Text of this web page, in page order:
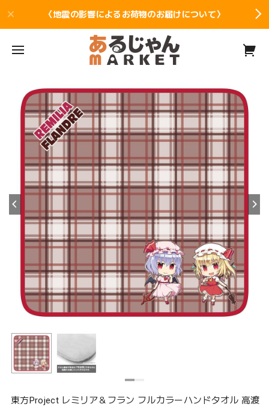
〈地震の影響によるお荷物のお届けについて〉
東方Project レミリア＆フラン フルカラーハンドタオル 高渡